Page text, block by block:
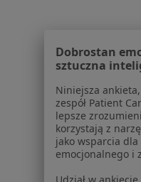
NIP:
KRS:
Sąd Rejonowy dla
Wydział
Dobrostan
sztuczna
Niniejsza
zespół Patient
lepsze
korzystają z
jako wsparcia
emocjonalnego i